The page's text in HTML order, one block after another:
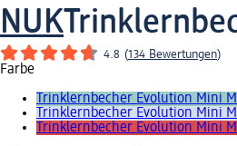
NUK
4.8 (134 Bewertungen)
Farbe
Trinklernbecher Evolution Mini
Trinklernbecher Evolution Mini
Trinklernbecher Evolution Mini